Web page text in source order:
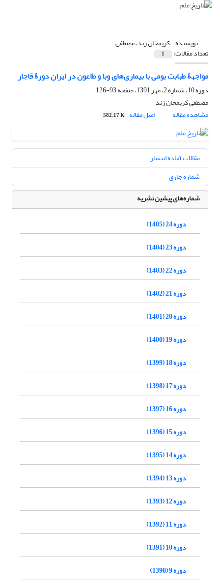
نویسنده =کریمخان زند، مصطفی
تعداد مقالات: 1
مواجهۀ طبابت بومی با بیماری‌های وبا و طاعون در ایران دورۀ قاجار
دوره 10، شماره 2، مهر 1391، صفحه
93-126
مصطفی کریمخان زند
مشاهده مقاله
اصل مقاله 582.17 K
مقالات آماده انتشار
شماره جاری
شماره‌های پیشین نشریه
دوره 24 (1405)
دوره 23 (1404)
دوره 22 (1403)
دوره 21 (1402)
دوره 20 (1401)
دوره 19 (1400)
دوره 18 (1399)
دوره 17 (1398)
دوره 16 (1397)
دوره 15 (1396)
دوره 14 (1395)
دوره 13 (1394)
دوره 12 (1393)
دوره 11 (1392)
دوره 10 (1391)
دوره 9 (1390)